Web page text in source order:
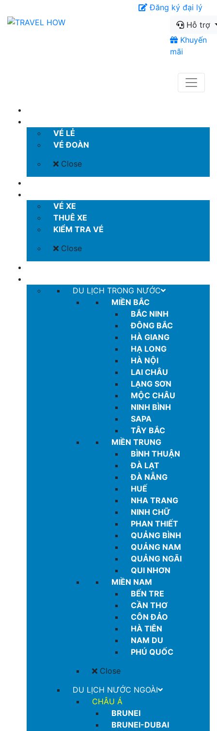
Đăng ký đại lý
Hỗ trợ
Khuyến
mãi
VÉ LẺ
VÉ ĐOÀN
Close
VÉ XE
THUÊ XE
KIỂM TRA VÉ
Close
DU LỊCH TRONG NƯỚC
MIỀN BẮC
BẮC NINH
ĐÔNG BẮC
HÀ GIANG
HẠ LONG
HÀ NỘI
LAI CHÂU
LẠNG SƠN
MỘC CHÂU
NINH BÌNH
SAPA
TÂY BẮC
MIỀN TRUNG
BÌNH THUẬN
ĐÀ LẠT
ĐÀ NẴNG
HUẾ
NHA TRANG
NINH CHỮ
PHAN THIẾT
QUẢNG BÌNH
QUẢNG NAM
QUẢNG NGÃI
QUI NHƠN
MIỀN NAM
BẾN TRE
CẦN THƠ
CÔN ĐẢO
HÀ TIÊN
NAM DU
PHÚ QUỐC
Close
DU LỊCH NƯỚC NGOÀI
CHÂU Á
BRUNEI
BRUNEI-DUBAI